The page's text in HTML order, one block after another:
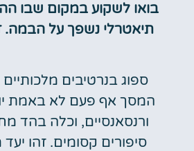
טיסות
לחצו
פה!
בואו לשקוע במקום שבו
תיאטרלי נשפך על הבמה.
ספוג בנרטיבים
המסך אף פעם לא באמת
ורנסאנסיים, וכלה בהד
סיפורים קסומים. זהו